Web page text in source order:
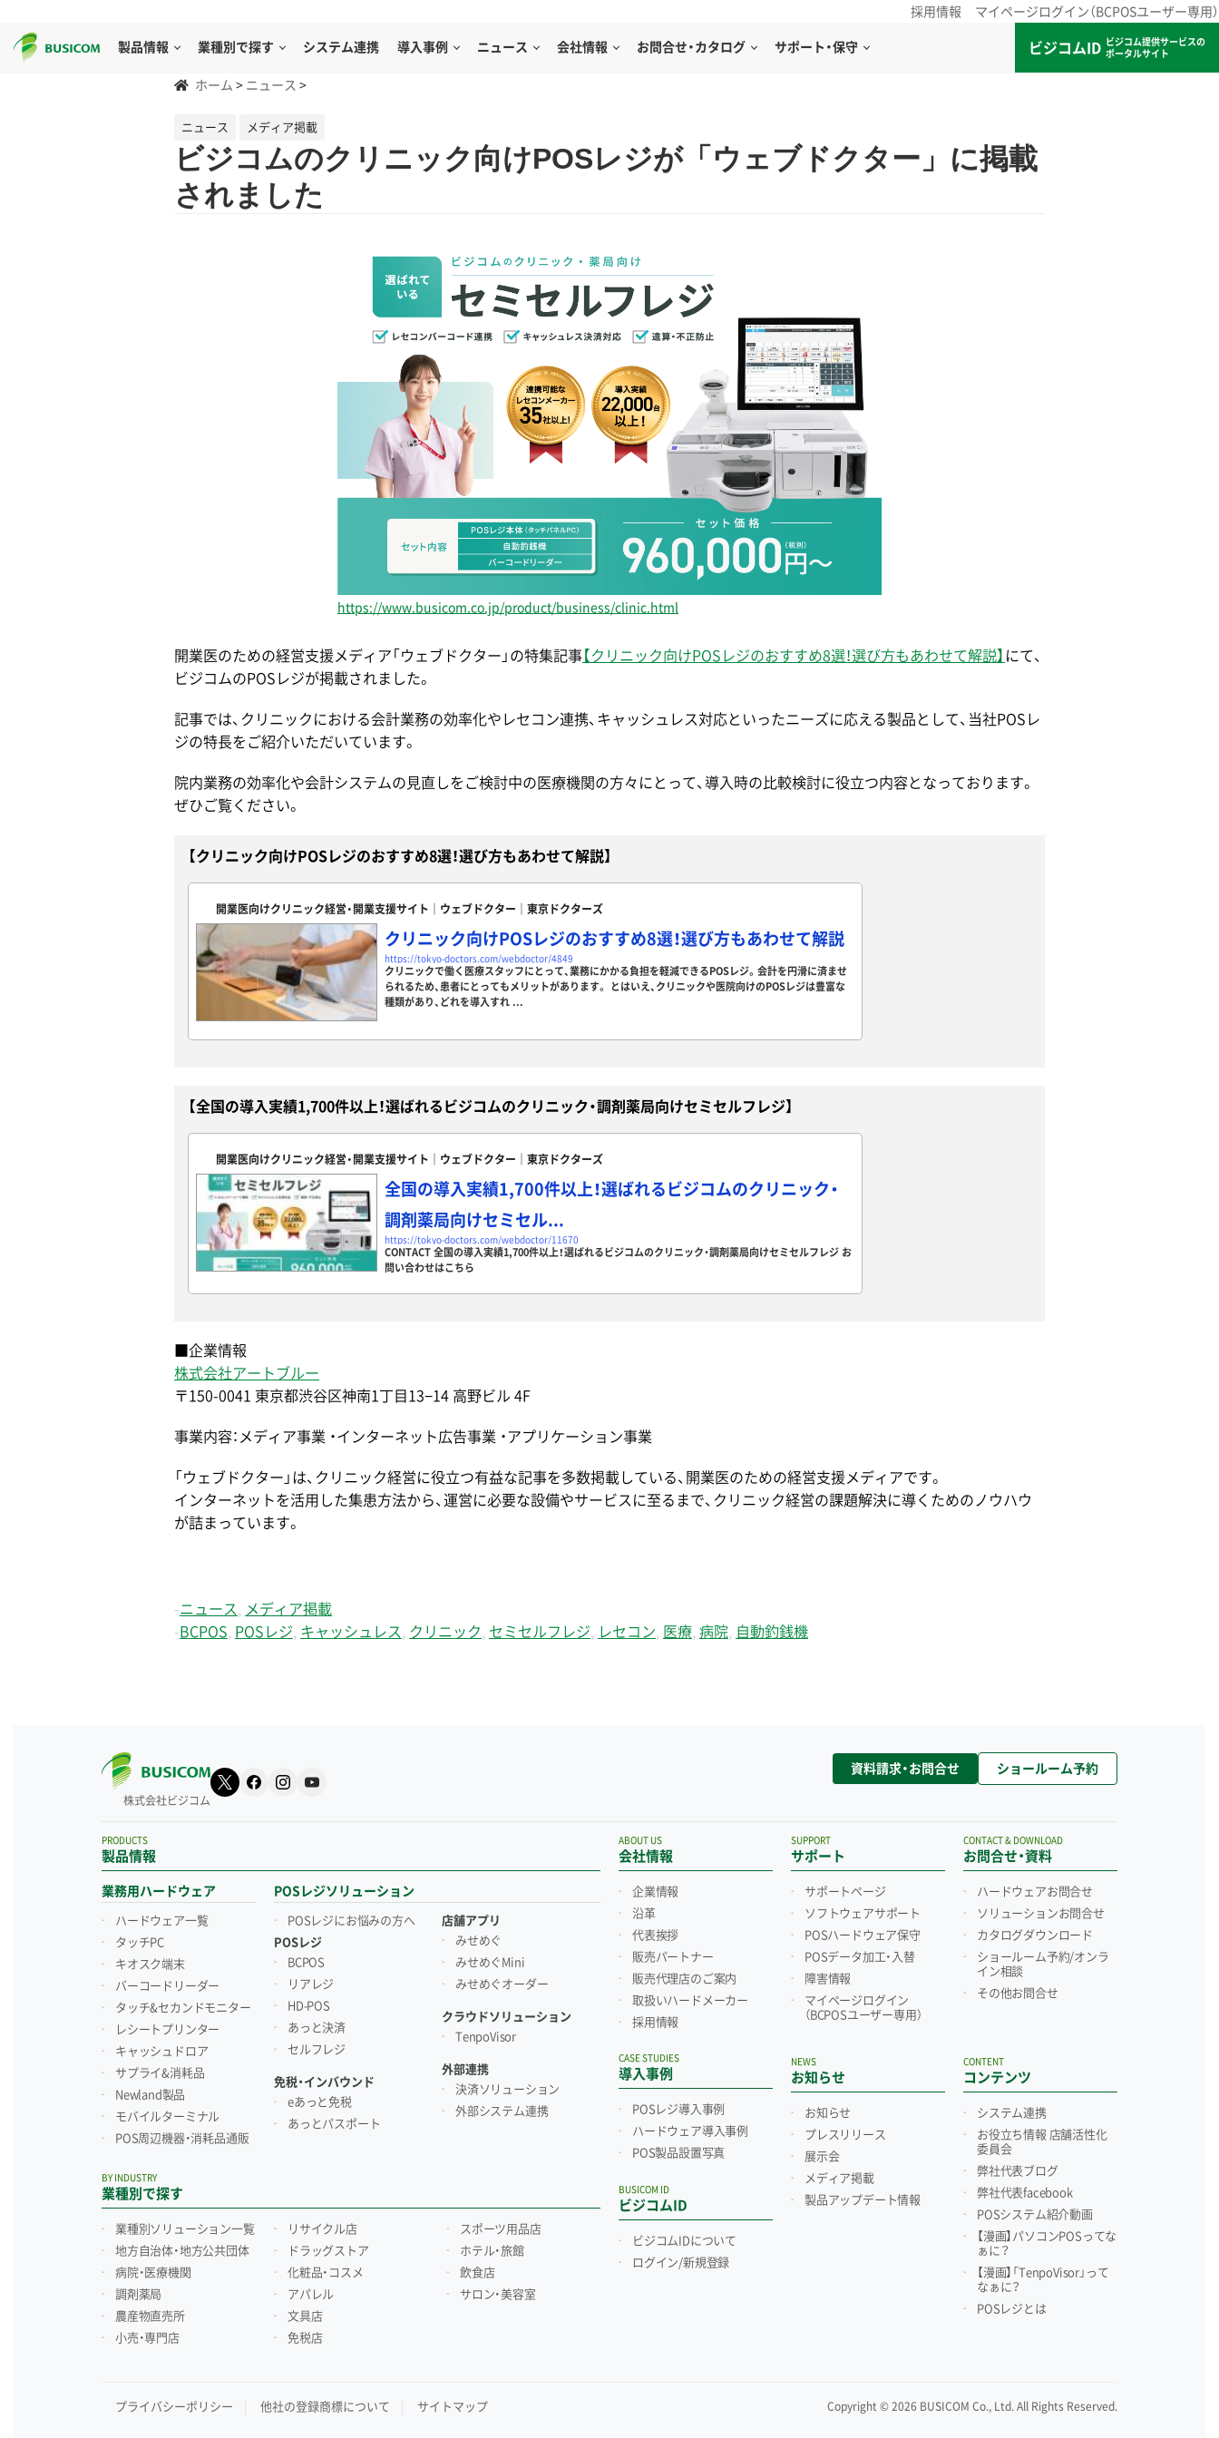
採用情報 マイページログイン（BCPOSユーザー専用）
製品情報 業種別で探す システム連携 導入事例 ニュース 会社情報 お問合せ・カタログ サポート・保守 ビジコムID
ビジコム提供サービスの
ポータルサイト
ホーム > ニュース >
ニュース メディア掲載
ビジコムのクリニック向けPOSレジが「ウェブドクター」に掲載
されました
https://www.busicom.co.jp/product/business/clinic.html
開業医のための経営支援メディア「ウェブドクター」の特集記事 【クリニック向けPOSレジのおすすめ8選！選び方もあわせて解説】 にて、
ビジコムのPOSレジが掲載されました。
記事では、クリニックにおける会計業務の効率化やレセコン連携、キャッシュレス対応といったニーズに応える製品として、当社POSレ
ジの特長をご紹介いただいています。
院内業務の効率化や会計システムの見直しをご検討中の医療機関の方々にとって、導入時の比較検討に役立つ内容となっております。
ぜひご覧ください。
【クリニック向けPOSレジのおすすめ8選！選び方もあわせて解説】
開業医向けクリニック経営・開業支援サイト｜ウェブドクター｜東京ドクターズ
クリニック向けPOSレジのおすすめ8選！選び方もあわせて解説
https://tokyo-doctors.com/webdoctor/4849
クリニックで働く医療スタッフにとって、業務にかかる負担を軽減できるPOSレジ。会計を円滑に済ませ
られるため、患者にとってもメリットがあります。 とはいえ、クリニックや医院向けのPOSレジは豊富な
種類があり、どれを導入すれ ...
【全国の導入実績1,700件以上！選ばれるビジコムのクリニック・調剤薬局向けセミセルフレジ】
開業医向けクリニック経営・開業支援サイト｜ウェブドクター｜東京ドクターズ
全国の導入実績1,700件以上！選ばれるビジコムのクリニック・
調剤薬局向けセミセル...
https://tokyo-doctors.com/webdoctor/11670
CONTACT 全国の導入実績1,700件以上！選ばれるビジコムのクリニック・調剤薬局向けセミセルフレジ お
問い合わせはこちら
■企業情報
株式会社アートブルー
〒150-0041 東京都渋谷区神南1丁目13−14 高野ビル 4F
事業内容：メディア事業 ・インターネット広告事業 ・アプリケーション事業
「ウェブドクター」は、クリニック経営に役立つ有益な記事を多数掲載している、開業医のための経営支援メディアです。
インターネットを活用した集患方法から、運営に必要な設備やサービスに至るまで、クリニック経営の課題解決に導くためのノウハウ
が詰まっています。
- ニュース
メディア掲載
- BCPOS POSレジ キャッシュレス クリニック セミセルフレジ レセコン 医療 病院 自動釣銭機
株式会社ビジコム
資料請求・お問合せ ショールーム予約
製品情報
PRODUCTS
業務用ハードウェア
ハードウェア一覧
タッチPC
キオスク端末
バーコードリーダー
タッチ&セカンドモニター
レシートプリンター
キャッシュドロア
サプライ&消耗品
Newland製品
モバイルターミナル
POS周辺機器・消耗品通販
POSレジソリューション
POSレジにお悩みの方へ
POSレジ
BCPOS
リアレジ
HD-POS
あっと決済
セルフレジ
免税・インバウンド
eあっと免税
あっとパスポート
店舗アプリ
みせめぐ
みせめぐMini
みせめぐオーダー
クラウドソリューション
TenpoVisor
外部連携
決済ソリューション
外部システム連携
業種別で探す
BY INDUSTRY
業種別ソリューション一覧
地方自治体・地方公共団体
病院・医療機関
調剤薬局
農産物直売所
小売・専門店
リサイクル店
ドラッグストア
化粧品・コスメ
アパレル
文具店
免税店
スポーツ用品店
ホテル・旅館
飲食店
サロン・美容室
会社情報
ABOUT US
企業情報
沿革
代表挨拶
販売パートナー
販売代理店のご案内
取扱いハードメーカー
採用情報
導入事例
CASE STUDIES
POSレジ導入事例
ハードウェア導入事例
POS製品設置写真
ビジコムID
BUSICOM ID
ビジコムIDについて
ログイン/新規登録
サポート
SUPPORT
サポートページ
ソフトウェアサポート
POSハードウェア保守
POSデータ加工・入替
障害情報
マイページログイン
（BCPOSユーザー専用）
お知らせ
NEWS
お知らせ
プレスリリース
展示会
メディア掲載
製品アップデート情報
お問合せ・資料
CONTACT & DOWNLOAD
ハードウェアお問合せ
ソリューションお問合せ
カタログダウンロード
ショールーム予約/オンラ
イン相談
その他お問合せ
コンテンツ
CONTENT
システム連携
お役立ち情報 店舗活性化
委員会
弊社代表ブログ
弊社代表facebook
POSシステム紹介動画
【漫画】パソコンPOSってな
ぁに？
【漫画】「TenpoVisor」って
なぁに？
POSレジとは
プライバシーポリシー 他社の登録商標について サイトマップ Copyright © 2026 BUSICOM Co., Ltd. All Rights Reserved.